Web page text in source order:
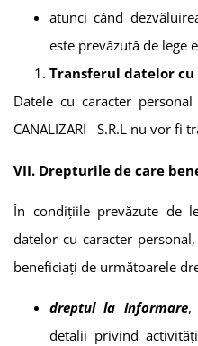
atunci când
este prevăzută de lege
Transferul datelor
Datele cu caracter
CANALIZARI S.R.L nu vor fi
VII. Drepturile de care
În condițiile prevăzute de
datelor cu caracter
beneficiați de următoarele
dreptul la informare,
detalii privind